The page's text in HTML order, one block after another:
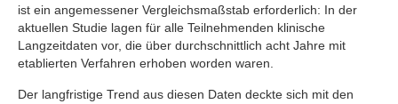
ist ein angemessener Vergleichsmaßstab erforderlich: In der
aktuellen Studie lagen für alle Teilnehmenden klinische
Langzeitdaten vor, die über durchschnittlich acht Jahre mit
etablierten Verfahren erhoben worden waren.
Der langfristige Trend aus diesen Daten deckte sich mit den